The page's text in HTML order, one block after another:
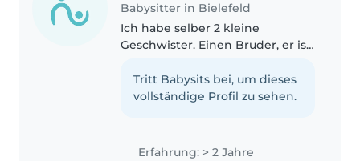
Babysitter in Bielefeld
Ich habe selber 2 kleine
Geschwister. Einen Bruder, er ist
Schwester, sie ist fast 6 Jahre alt.
Daher habe ich viel Erfahrung
Tritt Babysits bei, um dieses
vollständige Profil zu sehen.
Erfahrung: > 2 Jahre